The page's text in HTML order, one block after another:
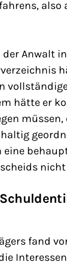
Anwalt
hätte er
müssen,
fand